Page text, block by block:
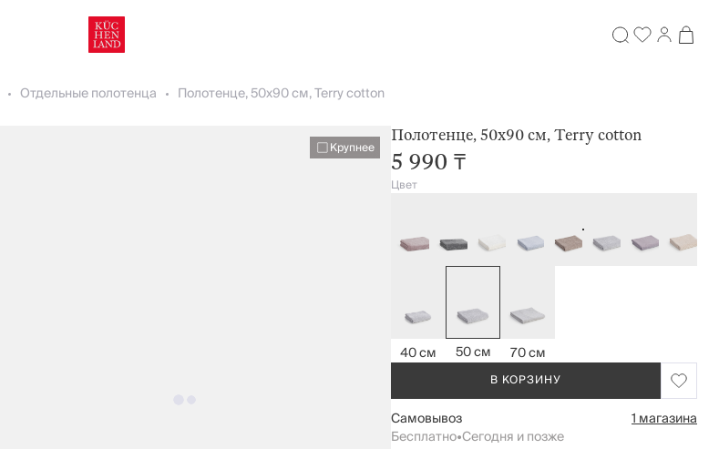
Отдельные полотенца Полотенце, 50х90 см, Terry cotton
Крупнее
Полотенце, 50х90 см, Terry cotton
5 990 ₸
Цвет
40 см 50 см 70 см
В КОРЗИНУ
Самовывоз
1 магазина
Бесплатно•Сегодня и позже